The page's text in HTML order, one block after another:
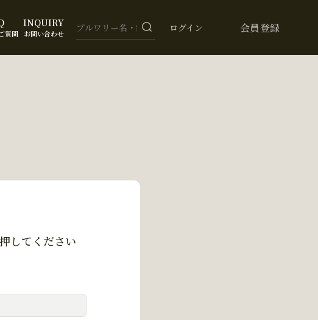
質問
INQUIRY
お問い合わせ ログイン 会員登録
してください